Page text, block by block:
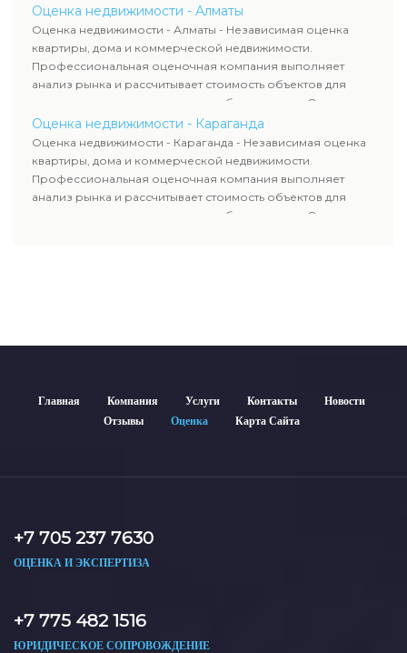
недвижимости включает современные методы и
гарантирует объективные результаты. Отчеты
используются для банков, судов и страховых компаний по
всему Казахстану.
Оценка недвижимости - Алматы
Оценка недвижимости - Алматы - Независимая оценка
квартиры, дома и коммерческой недвижимости.
Профессиональная оценочная компания выполняет
анализ рынка и рассчитывает стоимость объектов для
продажи, ипотеки, аренды и судебных споров. Оценка
недвижимости включает современные методы и
гарантирует объективные результаты. Отчеты
используются для банков, судов и страховых компаний по
всему Казахстану.
Оценка недвижимости - Караганда
Оценка недвижимости - Караганда - Независимая оценка
квартиры, дома и коммерческой недвижимости.
Профессиональная оценочная компания выполняет
анализ рынка и рассчитывает стоимость объектов для
продажи, ипотеки, аренды и судебных споров. Оценка
Главная Компания Услуги Контакты
Новости
Отзывы
Оценка Карта Сайта
+7 705 237 7630
ОЦЕНКА И ЭКСПЕРТИЗА
+7 775 482 1516
ЮРИДИЧЕСКОЕ СОПРОВОЖДЕНИЕ